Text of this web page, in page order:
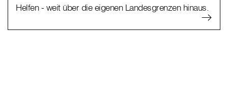
Helfen - weit über die eigenen Landesgrenzen hinaus.